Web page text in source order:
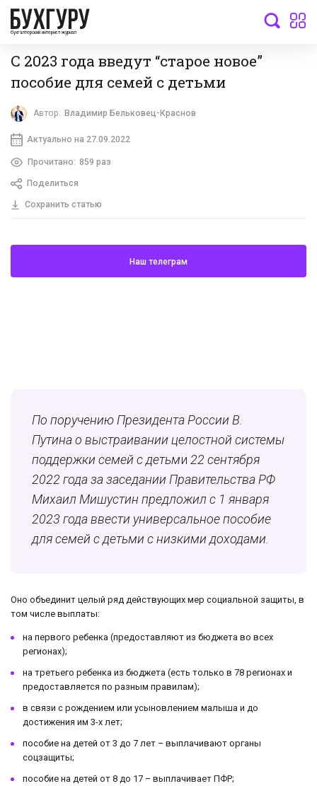
бухгалтерский интернет-журнал
С 2023 года введут “старое новое”
пособие для семей с детьми
Автор: Владимир Бельковец-Краснов
Актуально на 27.09.2022
Прочитано: 859 раз
Поделиться
Сохранить статью
Наш телеграм
По поручению Президента России В.
Путина о выстраивании целостной системы
поддержки семей с детьми 22 сентября
2022 года за заседании Правительства РФ
Михаил Мишустин предложил с 1 января
2023 года ввести универсальное пособие
для семей с детьми с низкими доходами.
Оно объединит целый ряд действующих мер социальной защиты, в
том числе выплаты:
на первого ребенка (предоставляют из бюджета во всех
регионах);
на третьего ребенка из бюджета (есть только в 78 регионах и
предоставляется по разным правилам);
в связи с рождением или усыновлением малыша и до
достижения им 3-х лет;
пособие на детей от 3 до 7 лет – выплачивают органы
соцзащиты;
пособие на детей от 8 до 17 – выплачивает ПФР;